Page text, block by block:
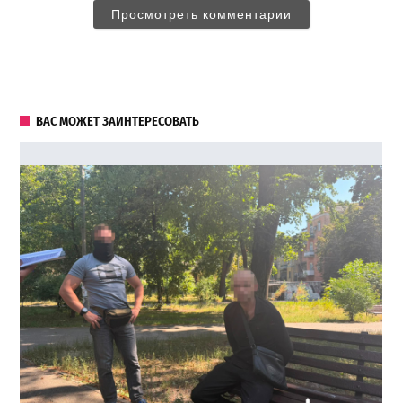
Просмотреть комментарии
ВАС МОЖЕТ ЗАИНТЕРЕСОВАТЬ